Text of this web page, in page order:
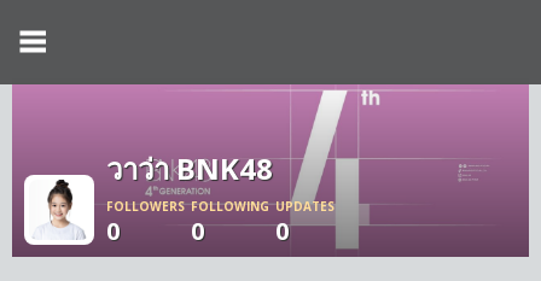
วาว่า BNK48
FOLLOWERS
0
FOLLOWING
0
UPDATES
0